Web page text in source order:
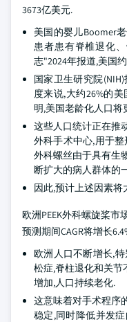
3673亿美元.
美国的婴儿Boomer
患者患有脊椎退化
志"2024年报道,美国
国家卫生研究院
度来说,大约26%的
明,美国老龄化人口将
这些人口统计正在推
外科手术中心,用于整
外科螺丝由于具有生
断扩大的病人群体的
因此,预计上述因素将
欧洲PEEK外科螺旋桨市
预测期间CAGR将增长
欧洲人口不断增长,
松症,脊柱退化和关
增加,人口持续老化.
这意味着对手术程序
稳定,同时降低并发